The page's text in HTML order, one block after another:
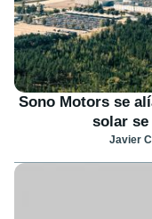
Sono Motors se
solar
Javier